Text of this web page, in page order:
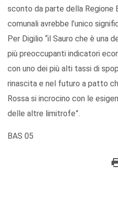
sconto da parte della Regione
comunali avrebbe l’unico
Per Digilio “il Sauro che è una
più preoccupanti indicatori
con uno dei più alti tassi di
rinascita e nel futuro a patto
Rossa si incrocino con le
delle altre limitrofe”.
BAS 05